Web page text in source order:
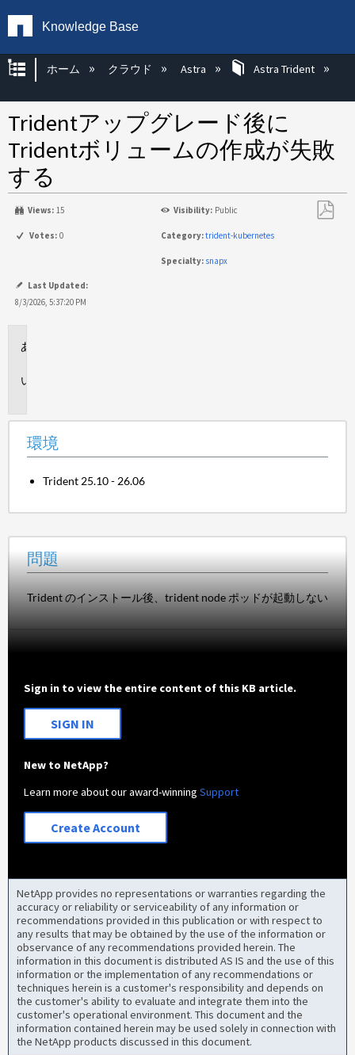
Knowledge Base
グローバル階層を展開/折りたたむ
ホーム クラウド Astra Astra Trident
Tridentアップグレード後に
Tridentボリュームの作成が失敗
する
Views: 15 Visibility: Public
Votes: 0 Category:trident-kubernetes
Specialty: snapx
Last Updated:
8/3/2026, 5:37:20 PM
環境
Trident 25.10 - 26.06
問題
Trident のインストール後、trident node ポッドが起動しない
Sign in to view the entire content of this KB article.
SIGN IN
New to NetApp?
Learn more about our award-winningSupport
Create Account
NetApp provides no representations or warranties regarding the
accuracy or reliability or serviceability of any information or
recommendations provided in this publication or with respect to
any results that may be obtained by the use of the information or
observance of any recommendations provided herein. The
information in this document is distributed AS IS and the use of this
information or the implementation of any recommendations or
techniques herein is a customer's responsibility and depends on
the customer's ability to evaluate and integrate them into the
customer's operational environment. This document and the
information contained herein may be used solely in connection with
the NetApp products discussed in this document.